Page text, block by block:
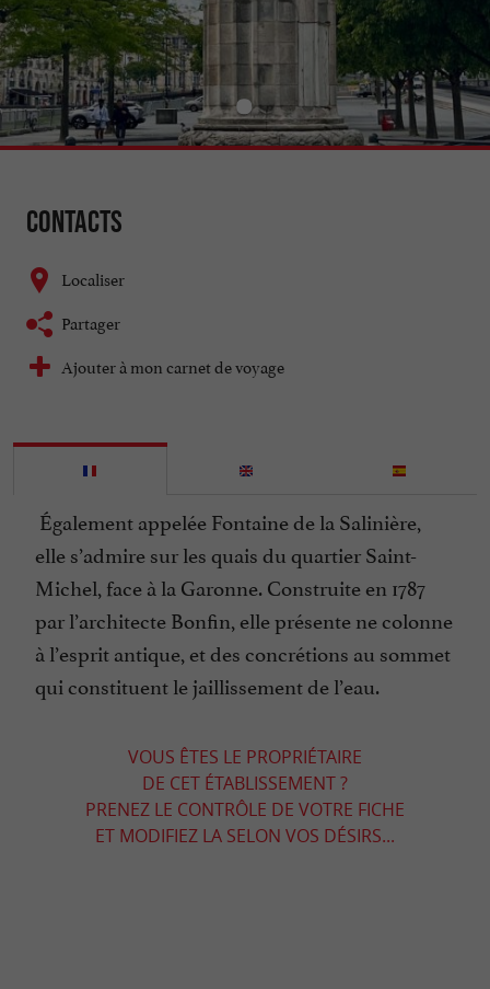
Contacts
Localiser
Partager
Ajouter à mon carnet de voyage
Également appelée Fontaine de la Salinière,
elle s’admire sur les quais du quartier Saint-
Michel, face à la Garonne. Construite en 1787
par l’architecte Bonfin, elle présente ne colonne
à l’esprit antique, et des concrétions au sommet
qui constituent le jaillissement de l’eau.
VOUS ÊTES LE PROPRIÉTAIRE
DE CET ÉTABLISSEMENT ?
PRENEZ LE CONTRÔLE DE VOTRE FICHE
ET MODIFIEZ LA SELON VOS DÉSIRS...